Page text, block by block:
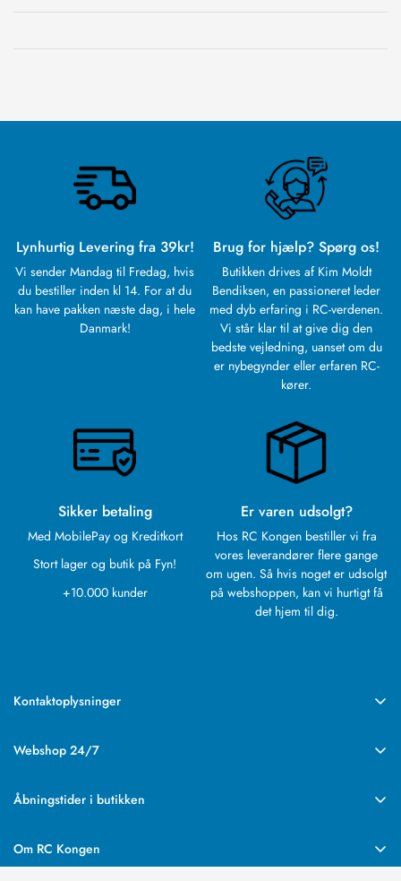
Lynhurtig Levering fra 39kr!
Vi sender Mandag til Fredag, hvis
du bestiller inden kl 14. For at du
kan have pakken næste dag, i hele
Danmark!
Brug for hjælp? Spørg os!
Butikken drives af Kim Moldt
Bendiksen, en passioneret leder
med dyb erfaring i RC-verdenen.
Vi står klar til at give dig den
bedste vejledning, uanset om du
er nybegynder eller erfaren RC-
kører.
Sikker betaling
Med MobilePay og Kreditkort
Stort lager og butik på Fyn!
+10.000 kunder
Er varen udsolgt?
Hos RC Kongen bestiller vi fra
vores leverandører flere gange
om ugen. Så hvis noget er udsolgt
på webshoppen, kan vi hurtigt få
det hjem til dig.
Kontaktoplysninger
Rebslagervej 6
+45 63 89 14 77
E-mail:rckongen@rckongen.dk
Telefonen er åben Mandag til Fredag fra 9-14
Webshop 24/7
Ordre afsendes mandag til fredag.
Åbningstider i butikken
Tirsdag - Lukket
Onsdag - 14-19
Om RC Kongen